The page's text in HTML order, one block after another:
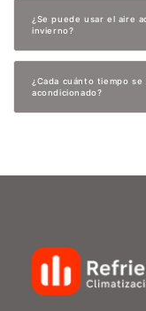
¿Se puede usar el aire
invierno?
¿Cada cuánto tiempo
acondicionado?